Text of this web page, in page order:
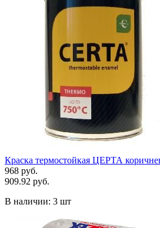
Краска термостойкая ЦЕРТА
968 руб.
909.92 руб.
В наличии: 3 шт